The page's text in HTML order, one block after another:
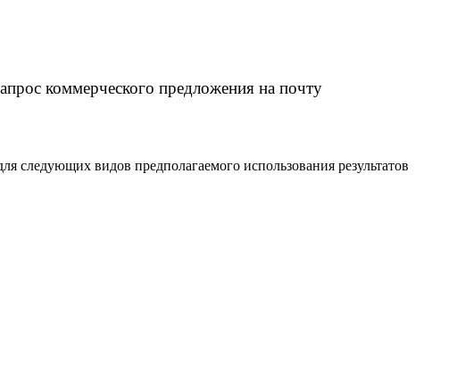
коммерческого предложения на почту
видов предполагаемого использования результатов